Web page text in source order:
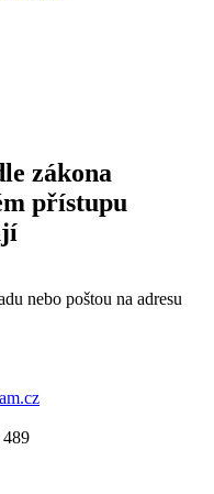
zákona
přístupu
nebo poštou na adresu